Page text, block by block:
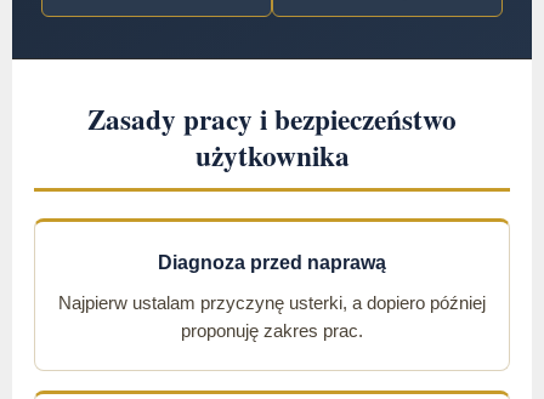
Zasady pracy i bezpieczeństwo
użytkownika
Diagnoza przed naprawą
Najpierw ustalam przyczynę usterki, a dopiero później
proponuję zakres prac.